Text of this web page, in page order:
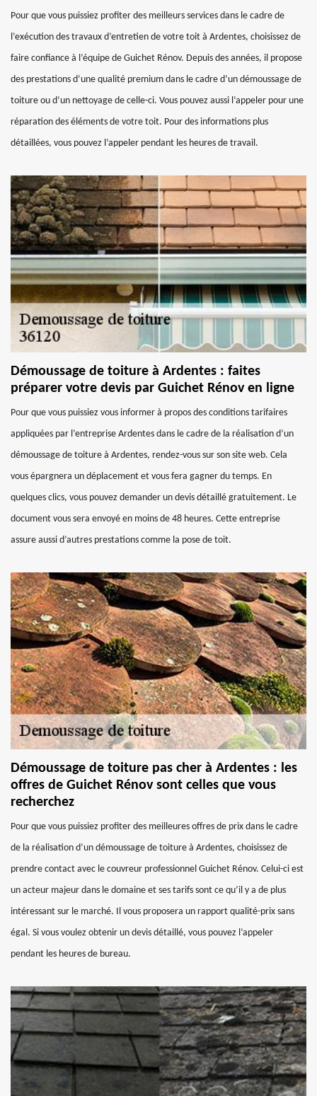
Pour que vous puissiez profiter des meilleurs services dans le cadre de
l’exécution des travaux d’entretien de votre toit à Ardentes, choisissez de
faire confiance à l’équipe de Guichet Rénov. Depuis des années, il propose
des prestations d’une qualité premium dans le cadre d’un démoussage de
toiture ou d’un nettoyage de celle-ci. Vous pouvez aussi l’appeler pour une
réparation des éléments de votre toit. Pour des informations plus
détaillées, vous pouvez l’appeler pendant les heures de travail.
Démoussage de toiture à Ardentes : faites
préparer votre devis par Guichet Rénov en ligne
Pour que vous puissiez vous informer à propos des conditions tarifaires
appliquées par l’entreprise Ardentes dans le cadre de la réalisation d’un
démoussage de toiture à Ardentes, rendez-vous sur son site web. Cela
vous épargnera un déplacement et vous fera gagner du temps. En
quelques clics, vous pouvez demander un devis détaillé gratuitement. Le
document vous sera envoyé en moins de 48 heures. Cette entreprise
assure aussi d’autres prestations comme la pose de toit.
Démoussage de toiture pas cher à Ardentes : les
offres de Guichet Rénov sont celles que vous
recherchez
Pour que vous puissiez profiter des meilleures offres de prix dans le cadre
de la réalisation d’un démoussage de toiture à Ardentes, choisissez de
prendre contact avec le couvreur professionnel Guichet Rénov. Celui-ci est
un acteur majeur dans le domaine et ses tarifs sont ce qu’il y a de plus
intéressant sur le marché. Il vous proposera un rapport qualité-prix sans
égal. Si vous voulez obtenir un devis détaillé, vous pouvez l’appeler
pendant les heures de bureau.